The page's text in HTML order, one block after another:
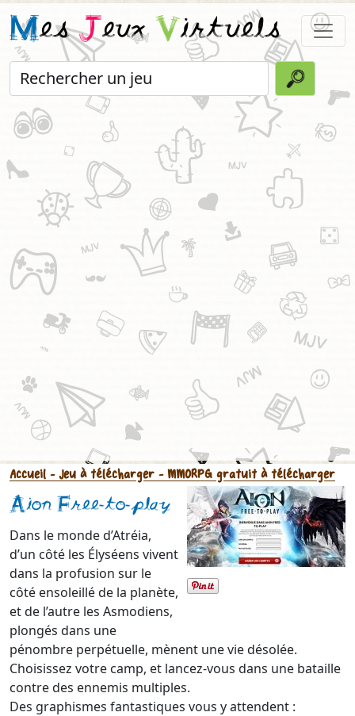
MesJeuxVirtuels
Accueil - Jeu à télécharger - MMORPG gratuit à télécharger
Aion Free-to-play
Dans le monde d’Atréia,
d’un côté les Élyséens vivent
dans la profusion sur le
côté ensoleillé de la planète,
et de l’autre les Asmodiens,
plongés dans une
pénombre perpétuelle, mènent une vie désolée.
Choisissez votre camp, et lancez-vous dans une bataille
contre des ennemis multiples.
Des graphismes fantastiques vous y attendent :